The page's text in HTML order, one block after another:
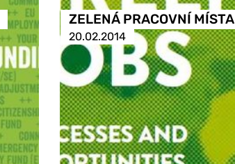
ZELENÁ PRACOVNÍ MÍSTA
20.02.2014